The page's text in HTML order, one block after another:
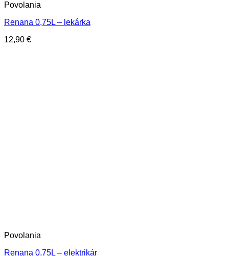
Povolania
Renana 0,75L – lekárka
12,90 €
Povolania
Renana 0,75L – elektrikár